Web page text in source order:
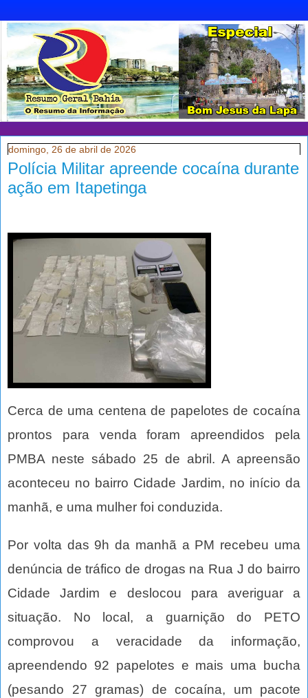
domingo, 26 de abril de 2026
Polícia Militar apreende cocaína durante
ação em Itapetinga
Cerca de uma centena de papelotes de cocaína
prontos para venda foram apreendidos pela
PMBA neste sábado 25 de abril. A apreensão
aconteceu no bairro Cidade Jardim, no início da
manhã, e uma mulher foi conduzida.
Por volta das 9h da manhã a PM recebeu uma
denúncia de tráfico de drogas na Rua J do bairro
Cidade Jardim e deslocou para averiguar a
situação. No local, a guarnição do PETO
comprovou a veracidade da informação,
apreendendo 92 papelotes e mais uma bucha
(pesando 27 gramas) de cocaína, um pacote